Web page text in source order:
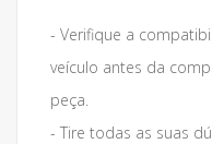
- Verifique a
veículo antes da
peça.
- Tire todas as suas